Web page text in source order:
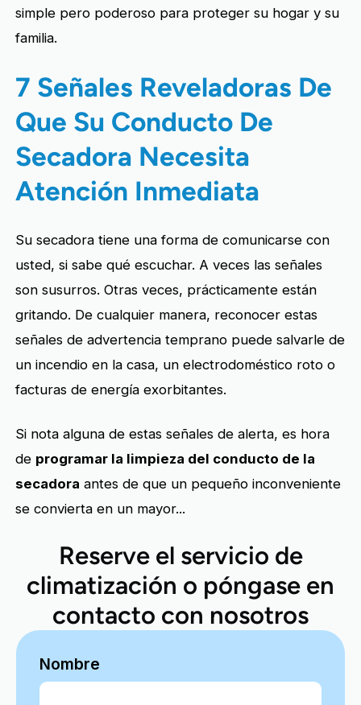
simple pero poderoso para proteger su hogar y su
familia.
7 Señales Reveladoras De
Que Su Conducto De
Secadora Necesita
Atención Inmediata
Su secadora tiene una forma de comunicarse con
usted, si sabe qué escuchar. A veces las señales
son susurros. Otras veces, prácticamente están
gritando. De cualquier manera, reconocer estas
señales de advertencia temprano puede salvarle de
un incendio en la casa, un electrodoméstico roto o
facturas de energía exorbitantes.
Si nota alguna de estas señales de alerta, es hora
de programar la limpieza del conducto de la
secadora antes de que un pequeño inconveniente
se convierta en un mayor...
Reserve el servicio de
climatización o póngase en
contacto con nosotros
Nombre